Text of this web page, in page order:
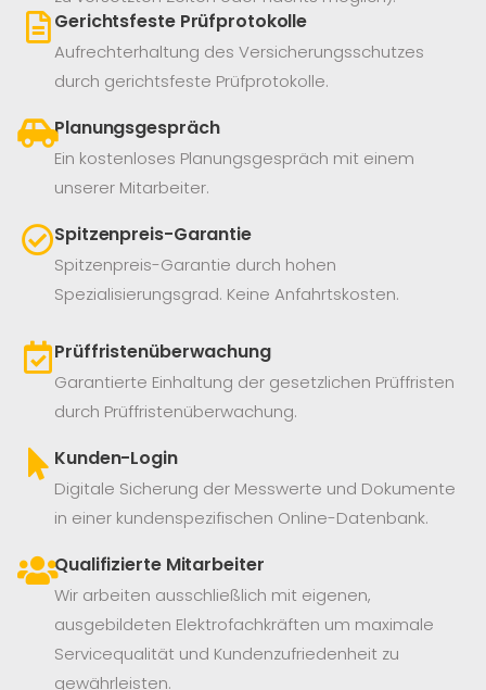
Gerichtsfeste Prüfprotokolle
Aufrechterhaltung des Versicherungsschutzes
durch gerichtsfeste Prüfprotokolle.
Planungsgespräch
Ein kostenloses Planungsgespräch mit einem
unserer Mitarbeiter.
Spitzenpreis-Garantie
Spitzenpreis-Garantie durch hohen
Spezialisierungsgrad. Keine Anfahrtskosten.
Prüffristenüberwachung
Garantierte Einhaltung der gesetzlichen Prüffristen
durch Prüffristenüberwachung.
Kunden-Login
Digitale Sicherung der Messwerte und Dokumente
in einer kundenspezifischen Online-Datenbank.
Qualifizierte Mitarbeiter
Wir arbeiten ausschließlich mit eigenen,
ausgebildeten Elektrofachkräften um maximale
Servicequalität und Kundenzufriedenheit zu
gewährleisten.